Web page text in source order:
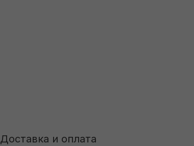
Доставка и оплата